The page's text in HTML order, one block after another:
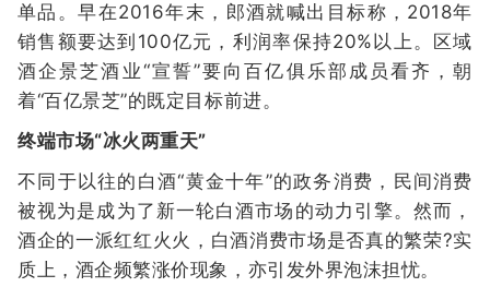
单品。早在2016年末，郎酒就喊出目标称，2018年
销售额要达到100亿元，利润率保持20%以上。区域
酒企景芝酒业“宣誓”要向百亿俱乐部成员看齐，朝
着“百亿景芝”的既定目标前进。
终端市场“冰火两重天”
不同于以往的白酒“黄金十年”的政务消费，民间消费
被视为是成为了新一轮白酒市场的动力引擎。然而，
酒企的一派红红火火，白酒消费市场是否真的繁荣?实
质上，酒企频繁涨价现象，亦引发外界泡沫担忧。